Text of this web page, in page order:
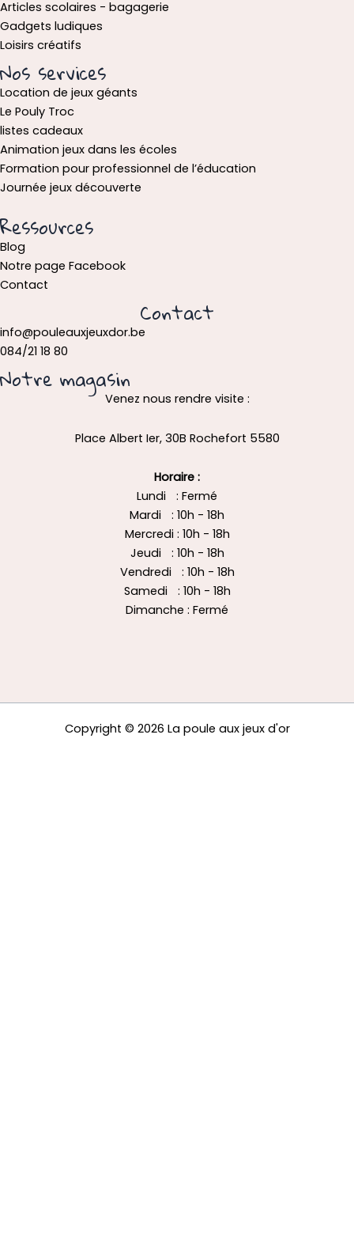
Articles scolaires - bagagerie
Gadgets ludiques
Loisirs créatifs
Nos services
Location de jeux géants
Le Pouly Troc
listes cadeaux
Animation jeux dans les écoles
Formation pour professionnel de l’éducation
Journée jeux découverte
Ressources
Blog
Notre page Facebook
Contact
Contact
info@pouleauxjeuxdor.be
084/21 18 80
Notre magasin
Venez nous rendre visite :
Place Albert Ier, 30B Rochefort 5580
Horaire :
Lundi : Fermé
Mardi : 10h - 18h
Mercredi : 10h - 18h
Jeudi : 10h - 18h
Vendredi : 10h - 18h
Samedi : 10h - 18h
Dimanche : Fermé
Copyright © 2026 La poule aux jeux d'or